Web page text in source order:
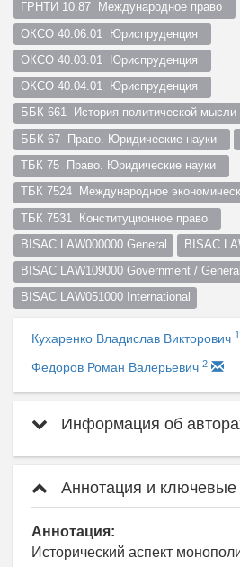
ГРНТИ 10.87  Международное право
ОКСО 40.06.01  Юриспруденция
ОКСО 40.03.01  Юриспруденция
ОКСО 40.04.01  Юриспруденция
ББК 661  История политической мысли
ББК 67  Право. Юридические науки
ТБК 75  Право. Юридические науки
ТБК 7524  Международное
ТБК 7531  Конституционное право
BISAC LAW000000 General BISAC
BISAC LAW109000 Government / General
BISAC LAW051000 International
Кухаренко Владислав Викторович 1
Федоров Роман Валерьевич 2
Информация об
Аннотация и ключевые
Аннотация:
Исторический аспект